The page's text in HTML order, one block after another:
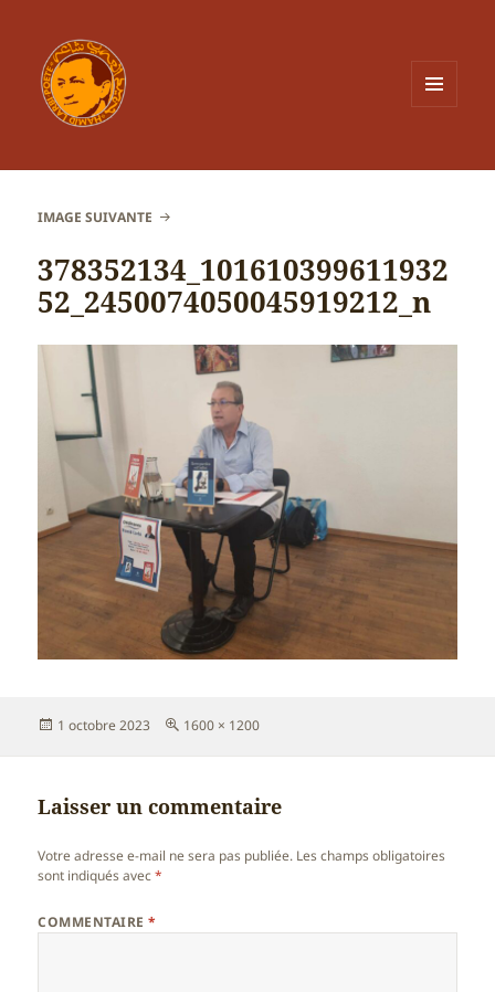
IMAGE SUIVANTE
378352134_101610399611932
52_2450074050045919212_n
Publié
1 octobre 2023
Taille
1600 × 1200
Laisser un commentaire
Votre adresse e-mail ne sera pas publiée. Les champs obligatoires
sont indiqués avec*
COMMENTAIRE*